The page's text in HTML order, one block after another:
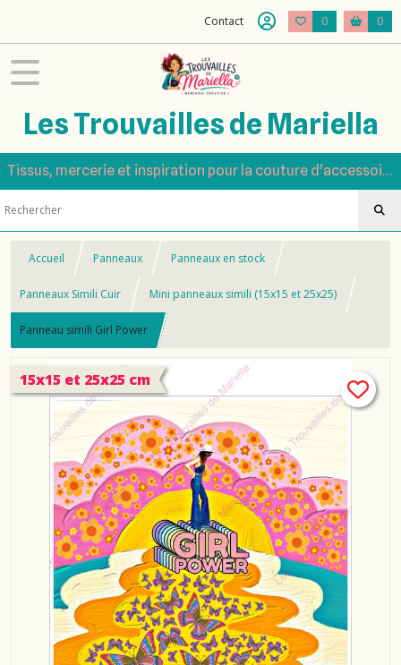
Contact 0 0
Les Trouvailles de Mariella
Tissus, mercerie et inspiration pour la couture d'accessoires
Accueil Panneaux Panneaux en stock
Panneaux Simili Cuir Mini panneaux simili (15x15 et 25x25)
Panneau simili Girl Power
15x15 et 25x25 cm